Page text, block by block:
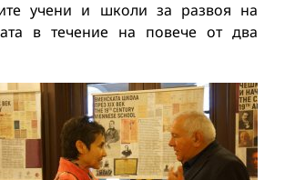
учени и школи за развоя на
в течение на повече от два